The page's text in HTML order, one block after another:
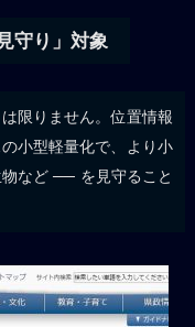
守り」対象
限りません。位置情報
小型軽量化で、より小
など ── を見守ること